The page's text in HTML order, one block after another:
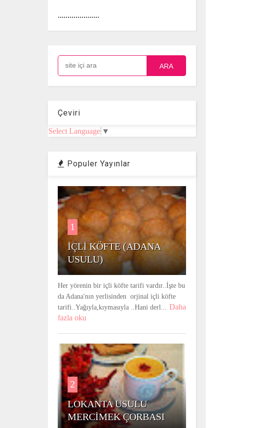
.....................
ARA
Çeviri
Select Language ▼
Populer Yayınlar
1
İÇLİ KÖFTE (ADANA
USULU)
Her yörenin bir içli köfte tarifi vardır..İşte bu
da Adana'nın yerlisinden orjinal içli köfte
tarifi..Yağıyla,kıymasıyla ..Hani derl... Daha
fazla oku
2
LOKANTA USULU
MERCİMEK ÇORBASI